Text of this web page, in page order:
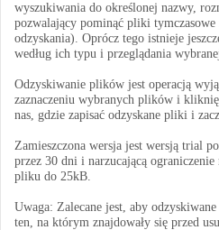
wyszukiwania do określonej nazwy,
pozwalający pominąć pliki
odzyskania). Oprócz tego istnieje
według ich typu i przeglądania
Odzyskiwanie plików jest operacją
zaznaczeniu wybranych plików i
nas, gdzie zapisać odzyskane pliki i
Zamieszczona wersja jest wersją trial
przez 30 dni i narzucającą
pliku do 25kB.
Uwaga: Zalecane jest, aby
ten, na którym znajdowały się przed